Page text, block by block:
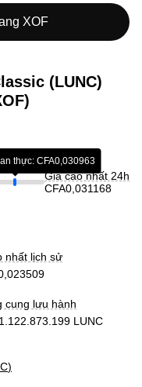
XOF
(LUNC)
thực: CFA0,030963
Giá cao nhất 24h
CFA0,031168
nhất lịch sử
cung lưu hành
LUNC
)